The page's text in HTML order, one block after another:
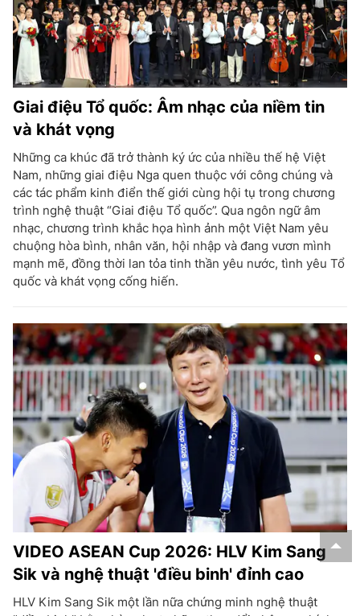
Giai điệu Tổ quốc: Âm nhạc của niềm tin
và khát vọng
Những ca khúc đã trở thành ký ức của nhiều thế hệ Việt
Nam, những giai điệu Nga quen thuộc với công chúng và
các tác phẩm kinh điển thế giới cùng hội tụ trong chương
trình nghệ thuật “Giai điệu Tổ quốc”. Qua ngôn ngữ âm
nhạc, chương trình khắc họa hình ảnh một Việt Nam yêu
chuộng hòa bình, nhân văn, hội nhập và đang vươn mình
mạnh mẽ, đồng thời lan tỏa tinh thần yêu nước, tình yêu Tổ
quốc và khát vọng cống hiến.
VIDEO ASEAN Cup 2026: HLV Kim Sang
Sik và nghệ thuật 'điều binh' đỉnh cao
HLV Kim Sang Sik một lần nữa chứng minh nghệ thuật